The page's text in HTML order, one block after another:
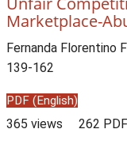
Marketplace-
Fernanda Florentino
139-162
PDF (English)
365 views 262 PDF